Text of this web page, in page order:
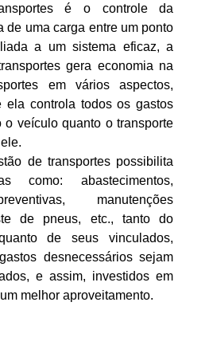
é o controle da
de uma carga entre um ponto
a um sistema eficaz, a
gera economia na
em vários aspectos,
ela controla todos os gastos
o veículo quanto o transporte
de transportes possibilita
como: abastecimentos,
manutenções
de pneus, etc., tanto do
de seus vinculados,
desnecessários sejam
e assim, investidos em
melhor aproveitamento.